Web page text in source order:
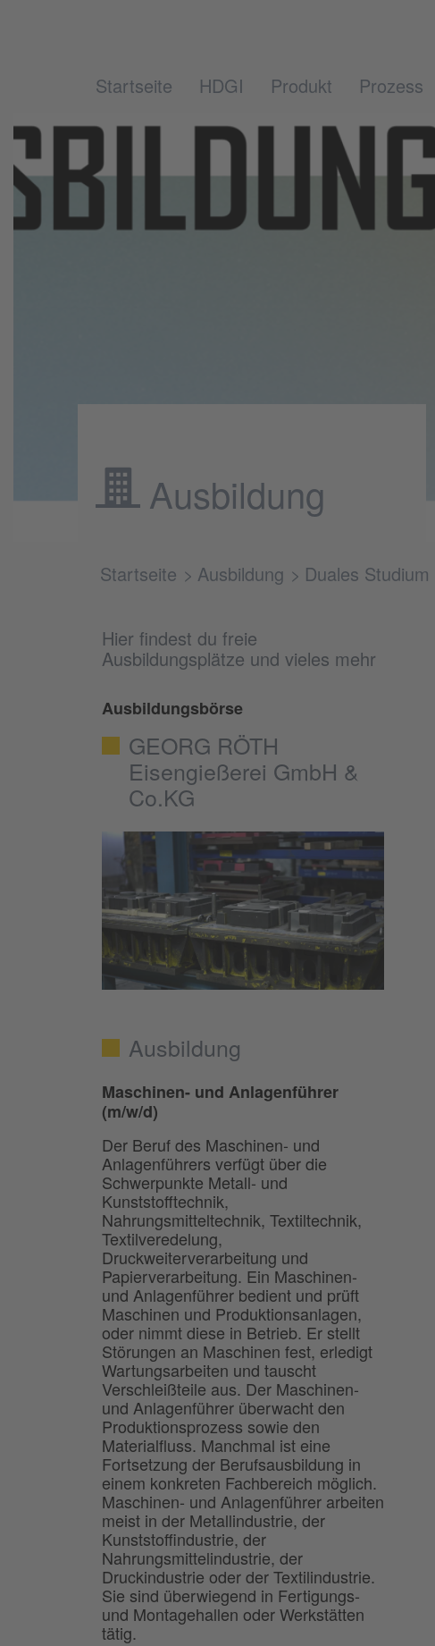
Startseite HDGI Produkt Prozess
Ausbildung
Startseite Ausbildung Duales Studium
Hier findest du freie
Ausbildungsplätze und vieles mehr
Ausbildungsbörse
GEORG RÖTH
Eisengießerei GmbH &
Co.KG
Ausbildung
Maschinen- und Anlagenführer
(m/w/d)
Der Beruf des Maschinen- und
Anlagenführers verfügt über die
Schwerpunkte Metall- und
Kunststofftechnik,
Nahrungsmitteltechnik, Textiltechnik,
Textilveredelung,
Druckweiterverarbeitung und
Papierverarbeitung. Ein Maschinen-
und Anlagenführer bedient und prüft
Maschinen und Produktionsanlagen,
oder nimmt diese in Betrieb. Er stellt
Störungen an Maschinen fest, erledigt
Wartungsarbeiten und tauscht
Verschleißteile aus. Der Maschinen-
und Anlagenführer überwacht den
Produktionsprozess sowie den
Materialfluss. Manchmal ist eine
Fortsetzung der Berufsausbildung in
einem konkreten Fachbereich möglich.
Maschinen- und Anlagenführer arbeiten
meist in der Metallindustrie, der
Kunststoffindustrie, der
Nahrungsmittelindustrie, der
Druckindustrie oder der Textilindustrie.
Sie sind überwiegend in Fertigungs-
und Montagehallen oder Werkstätten
tätig.